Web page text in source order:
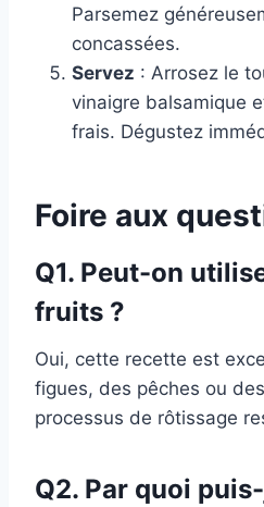
Parsemez
concassées.
Servez : Arrosez le
vinaigre balsamique
frais. Dégustez
Foire aux
Q1. Peut-on
fruits ?
Oui, cette recette est
figues, des pêches ou
processus de rôtissage
Q2. Par quoi